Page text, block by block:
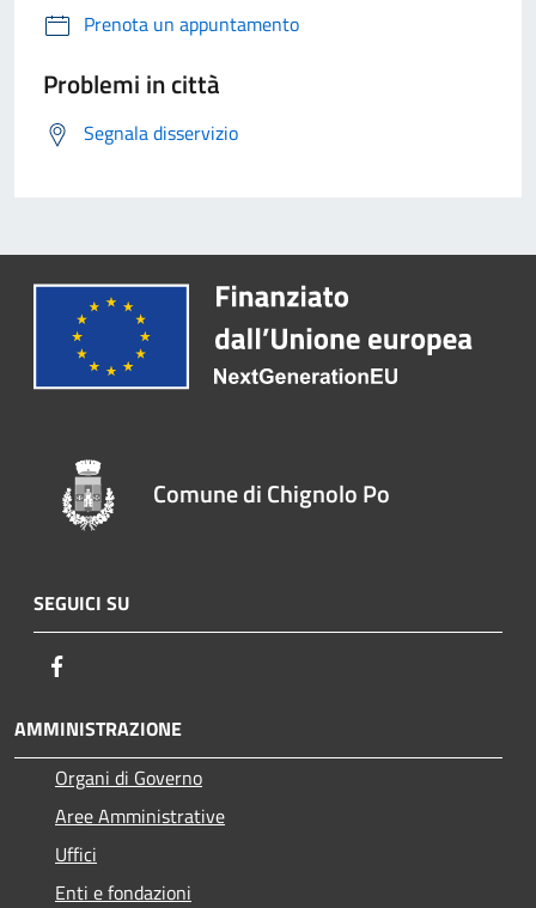
Prenota un appuntamento
Problemi in città
Segnala disservizio
Comune di Chignolo Po
SEGUICI SU
AMMINISTRAZIONE
Organi di Governo
Aree Amministrative
Uffici
Enti e fondazioni